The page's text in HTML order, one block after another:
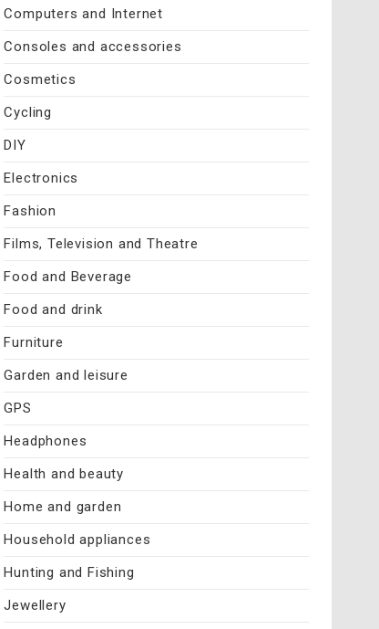
Computers and Internet
Consoles and accessories
Cosmetics
Cycling
DIY
Electronics
Fashion
Films, Television and Theatre
Food and Beverage
Food and drink
Furniture
Garden and leisure
GPS
Headphones
Health and beauty
Home and garden
Household appliances
Hunting and Fishing
Jewellery